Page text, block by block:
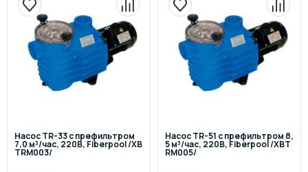
Насос TR-33 с префильтром
7,0 м³/час, 220В, Fiberpool /XB
TRM003/
Насос TR-51 с префильтром 8,
5 м³/час, 220В, Fiberpool /XBT
RM005/